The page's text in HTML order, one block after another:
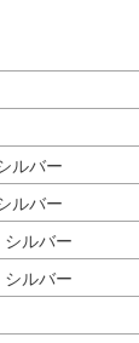
ルバー
ルバー
ルバー
ルバー